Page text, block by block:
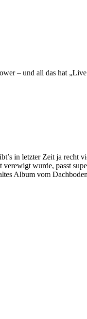
– und all das hat
in letzter Zeit ja recht
verewigt wurde, passt
Album vom